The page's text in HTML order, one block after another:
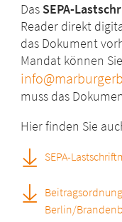
Das SEPA-
Reader direkt
das Dokument
Mandat können
muss das
Hier finden Sie
SEPA-
Berlin/